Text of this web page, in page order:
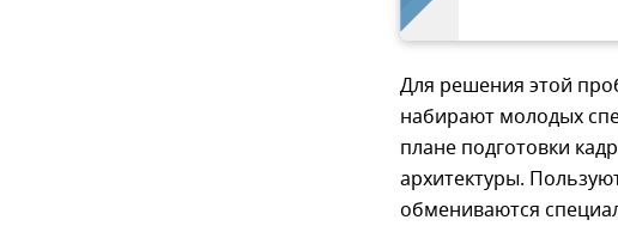
Для решения этой
набирают молодых
плане подготовки
архитектуры.
обмениваются